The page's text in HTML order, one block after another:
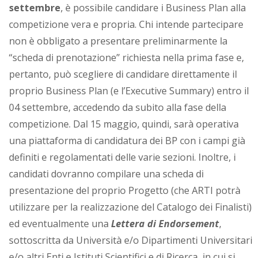
settembre, è possibile candidare i Business Plan alla
competizione vera e propria. Chi intende partecipare
non è obbligato a presentare preliminarmente la
“scheda di prenotazione” richiesta nella prima fase e,
pertanto, può scegliere di candidare direttamente il
proprio Business Plan (e l’Executive Summary) entro il
04 settembre, accedendo da subito alla fase della
competizione. Dal 15 maggio, quindi, sarà operativa
una piattaforma di candidatura dei BP con i campi già
definiti e regolamentati delle varie sezioni. Inoltre, i
candidati dovranno compilare una scheda di
presentazione del proprio Progetto (che ARTI potrà
utilizzare per la realizzazione del Catalogo dei Finalisti)
ed eventualmente una Lettera di Endorsement,
sottoscritta da Università e/o Dipartimenti Universitari